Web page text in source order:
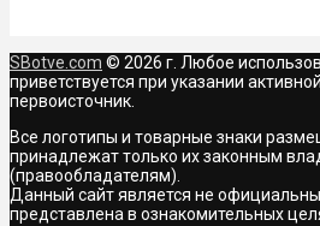
SBotve.com © 2026 г. Любое
приветствуется при указании
первоисточник.
Все логотипы и товарные знаки
принадлежат только их законным
(правообладателям).
Данный сайт является не
представлена в ознакомительных